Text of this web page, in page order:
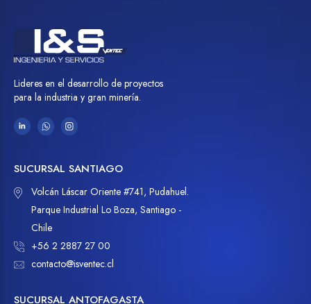
Lideres en el desarrollo de proyectos
para la industria y gran minería.
SUCURSAL SANTIAGO
Volcán Láscar Oriente #741, Pudahuel.
Parque Industrial Lo Boza, Santiago -
Chile
+56 2 2887 27 00
contacto@isventec.cl
SUCURSAL ANTOFAGASTA